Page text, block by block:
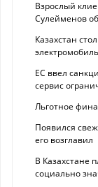
Взрослый
Сулейменов
Казахстан
ЕС ввел
сервис
Льготное
Появился
его возглавил
В Казахстане
социально